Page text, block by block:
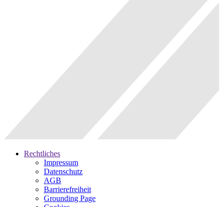
Rechtliches
Impressum
Datenschutz
AGB
Barrierefreiheit
Grounding Page